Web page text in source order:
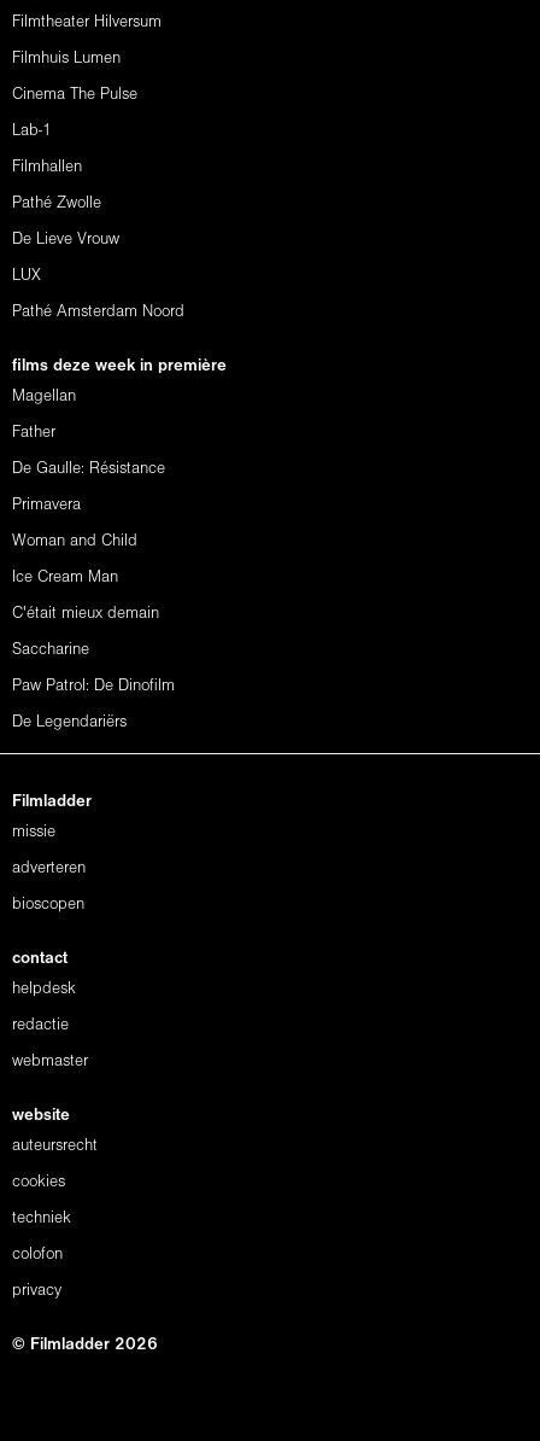
Filmtheater Hilversum
Filmhuis Lumen
Cinema The Pulse
Lab-1
Filmhallen
Pathé Zwolle
De Lieve Vrouw
LUX
Pathé Amsterdam Noord
films deze week in première
Magellan
Father
De Gaulle: Résistance
Primavera
Woman and Child
Ice Cream Man
C'était mieux demain
Saccharine
Paw Patrol: De Dinofilm
De Legendariërs
Filmladder
missie
adverteren
bioscopen
contact
helpdesk
redactie
webmaster
website
auteursrecht
cookies
techniek
colofon
privacy
© Filmladder 2026